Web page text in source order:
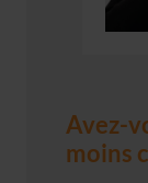
Avez-
moins